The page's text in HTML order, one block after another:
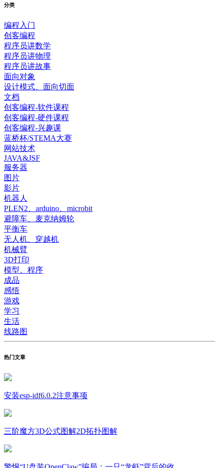
分类
编程入门
创客编程
程序员讲数学
程序员讲物理
程序员讲故事
面向对象
设计模式、面向切面
文档
创客编程-软件课程
创客编程-硬件课程
创客编程-兴趣课
蓝桥杯/STEMA大赛
网站技术
JAVA&JSF
服务器
图片
影片
机器人
PLEN2、arduino、microbit
避障车、麦克纳姆轮
平衡车
无人机、穿越机
机械臂
3D打印
模型、程序
成品
感悟
游戏
学习
生活
线路图
热门文章
安装esp-idf6.0.2注意事项
三阶魔方3D公式图解2D拓扑图解